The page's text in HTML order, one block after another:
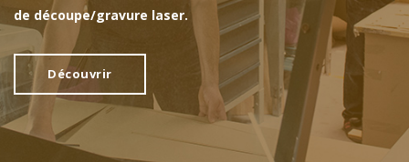
de découpe/gravure laser.
Découvrir